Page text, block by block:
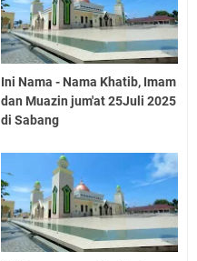
Ini Nama - Nama Khatib, Imam
dan Muazin jum'at 25Juli 2025
di Sabang